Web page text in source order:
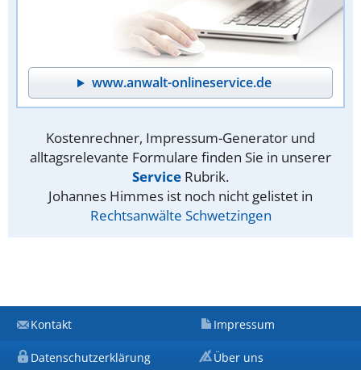
www.anwalt-onlineservice.de
Kostenrechner, Impressum-Generator und
alltagsrelevante Formulare finden Sie in unserer
Service Rubrik.
Johannes Himmes ist noch nicht gelistet in
Rechtsanwälte Schwetzingen
Kontakt Impressum
Datenschutzerklärung Über uns